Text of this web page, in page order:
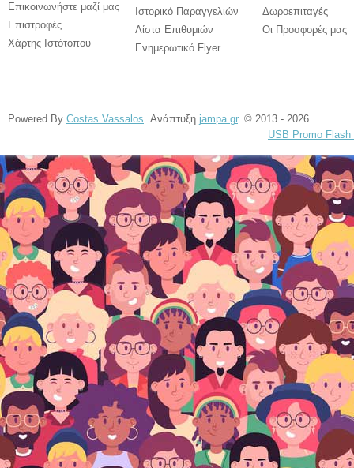
Επικοινωνήστε μαζί μας
Επιστροφές
Χάρτης Ιστότοπου
Ιστορικό Παραγγελιών
Λίστα Επιθυμιών
Ενημερωτικό Flyer
Δωροεπιταγές
Οι Προσφορές μας
Powered By Costas Vassalos. Ανάπτυξη jampa.gr. © 2013 - 2026
USB Promo Flash